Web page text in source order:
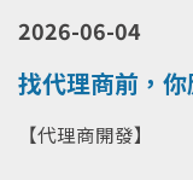
2026-06-04
找代理商前，
【代理商開發】